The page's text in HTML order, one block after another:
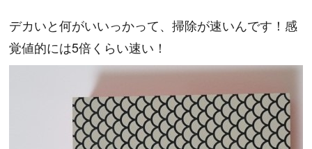
デカいと何がいいっかって、掃除が速いんです！感
覚値的には5倍くらい速い！